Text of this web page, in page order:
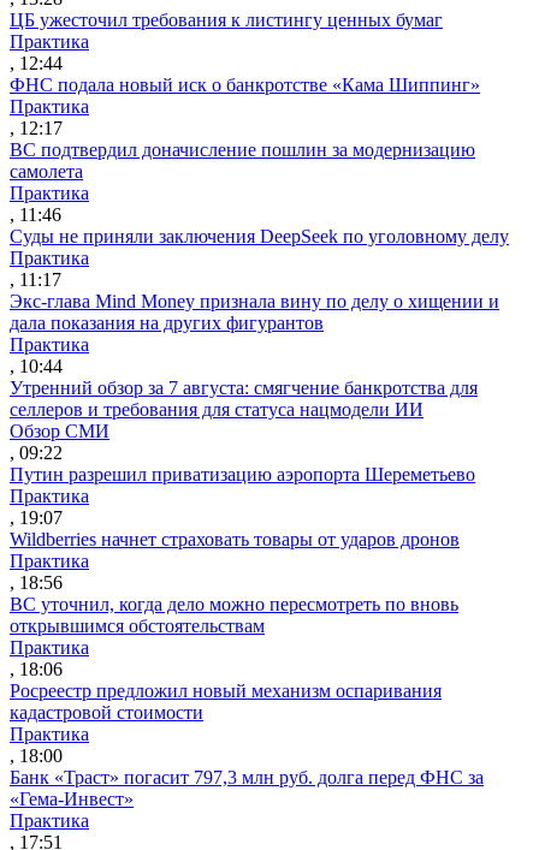
ЦБ ужесточил требования к листингу ценных бумаг
Практика
, 12:44
ФНС подала новый иск о банкротстве «Кама Шиппинг»
Практика
, 12:17
ВС подтвердил доначисление пошлин за модернизацию
самолета
Практика
, 11:46
Суды не приняли заключения DeepSeek по уголовному делу
Практика
, 11:17
Экс-глава Mind Money признала вину по делу о хищении и
дала показания на других фигурантов
Практика
, 10:44
Утренний обзор за 7 августа: смягчение банкротства для
селлеров и требования для статуса нацмодели ИИ
Обзор СМИ
, 09:22
Путин разрешил приватизацию аэропорта Шереметьево
Практика
, 19:07
Wildberries начнет страховать товары от ударов дронов
Практика
, 18:56
ВС уточнил, когда дело можно пересмотреть по вновь
открывшимся обстоятельствам
Практика
, 18:06
Росреестр предложил новый механизм оспаривания
кадастровой стоимости
Практика
, 18:00
Банк «Траст» погасит 797,3 млн руб. долга перед ФНС за
«Гема-Инвест»
Практика
, 17:51